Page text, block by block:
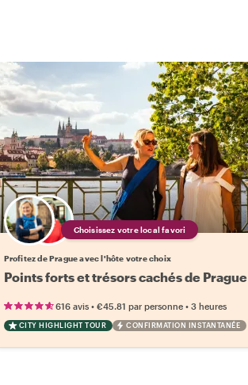
Choisissez votre local favori
Profitez de Prague avec l'hôte votre choix
Points forts et trésors cachés de Prague
616 avis• €45.81 par personne• 3 heures
CITY HIGHLIGHT TOUR CONFIRMATION INSTANTANÉE